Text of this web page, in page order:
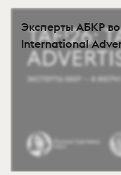
Эксперты АБКР
International